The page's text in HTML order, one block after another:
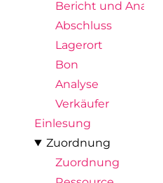
Bericht und Analyse
Abschluss
Lagerort
Bon
Analyse
Verkäufer
Einlesung
Zuordnung
Zuordnung